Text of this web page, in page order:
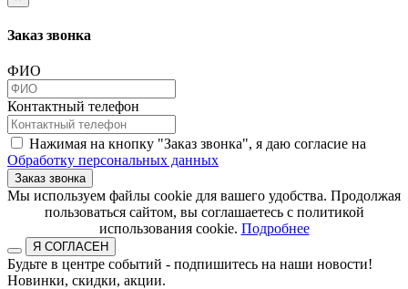
Заказ звонка
ФИО
Контактный телефон
Нажимая на кнопку "Заказ звонка", я даю согласие на
Обработку персональных данных
Заказ звонка
​​​​​​​Мы используем файлы cookie для вашего удобства. Продолжая
пользоваться сайтом, вы соглашаетесь с политикой
использования cookie.​​​​​​​ Подробнее
Я СОГЛАСЕН
Будьте в центре событий - подпишитесь на наши новости!
Новинки, скидки, акции.